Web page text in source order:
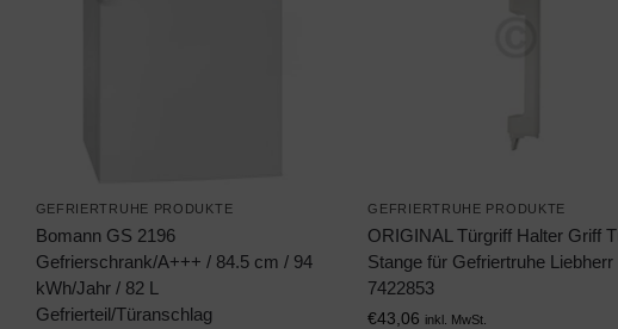
GEFRIERTRUHE PRODUKTE
Bomann GS 2196
Gefrierschrank/A+++ / 84.5 cm / 94
kWh/Jahr / 82 L
Gefrierteil/Türanschlag
GEFRIERTRUHE PRODUKTE
ORIGINAL Türgriff Halter Griff
Stange für Gefriertruhe Liebherr
7422853
€43,06 inkl. MwSt.